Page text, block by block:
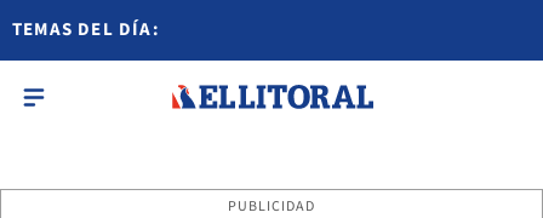
TEMAS DEL DÍA:
PUBLICIDAD